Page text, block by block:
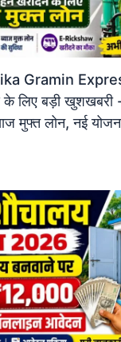
Gramin
लिए बड़ी खुशखबरी -
मुफ्त लोन, नई